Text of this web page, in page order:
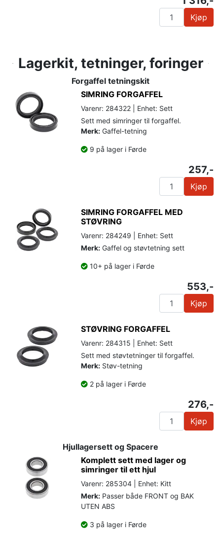
Kjøp
Lagerkit, tetninger, foringer
Forgaffel tetningskit
SIMRING FORGAFFEL
Varenr: 284322 | Enhet: Sett
Sett med simringer til forgaffel.
Merk: Gaffel-tetning
9 på lager i Førde
257,-
Kjøp
SIMRING FORGAFFEL MED
STØVRING
Varenr: 284249 | Enhet: Sett
Merk: Gaffel og støvtetning sett
10+ på lager i Førde
553,-
Kjøp
STØVRING FORGAFFEL
Varenr: 284315 | Enhet: Sett
Sett med støvtetninger til forgaffel.
Merk: Støv-tetning
2 på lager i Førde
276,-
Kjøp
Hjullagersett og Spacere
Komplett sett med lager og
simringer til ett hjul
Varenr: 285304 | Enhet: Kitt
Merk: Passer både FRONT og BAK
UTEN ABS
3 på lager i Førde